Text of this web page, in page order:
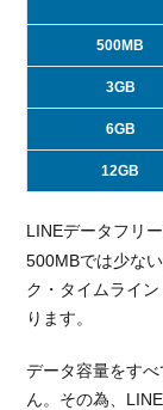
500MB
3GB
6GB
12GB
LINEデータフリ
500MBでは少な
ク・タイムライ
ります。
データ容量をす
ん。その為、